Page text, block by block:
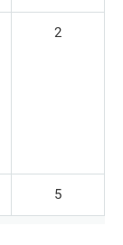
2
5